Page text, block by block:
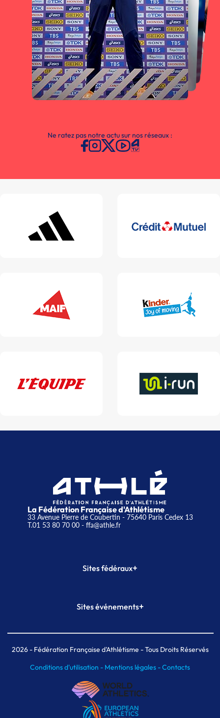
Ne ratez pas notre actu sur nos réseaux :
La Fédération Française d'Athlétisme
33 Avenue Pierre de Coubertin - 75640 Paris Cedex 13
T.01 53 80 70 00- ffa@athle.fr
Sites fédéraux+
Plateforme Formation
Sites événements+
Meeting de Paris indoor
MAIF Ekiden de Paris
2026- Fédération Française d'Athlétisme - Tous Droits Réservés
Conditions d'utilisation - Mentions légales -Contacts